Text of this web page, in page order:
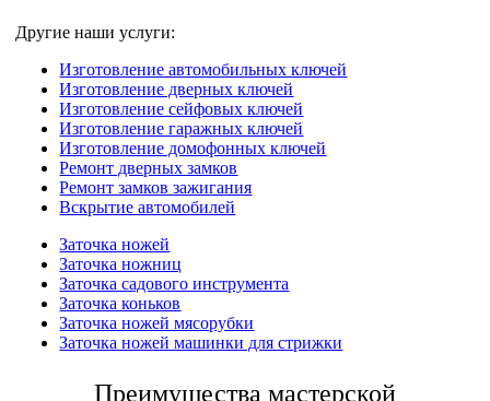
Другие наши услуги:
Изготовление автомобильных ключей
Изготовление дверных ключей
Изготовление сейфовых ключей
Изготовление гаражных ключей
Изготовление домофонных ключей
Ремонт дверных замков
Ремонт замков зажигания
Вскрытие автомобилей
Заточка ножей
Заточка ножниц
Заточка садового инструмента
Заточка коньков
Заточка ножей мясорубки
Заточка ножей машинки для стрижки
Преимущества мастерской